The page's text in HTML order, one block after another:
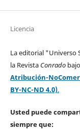
Licencia
La editorial "Universo
la Revista Conrado
Atribución-
BY-NC-ND 4.0).
Usted puede
siempre que: